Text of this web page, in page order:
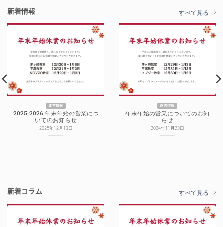
新着情報 すべて見る
運営情報
2025-2026 年末年始の営業につ
いてのお知らせ
2025年12月13日
運営情報
年末年始の営業についてのお知
らせ
2024年11月23日
新着コラム すべて見る